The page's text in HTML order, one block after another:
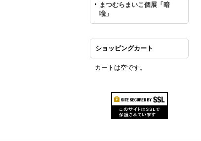
まつむらまいこ個展「暗
喩」
ショッピングカート
カートは空です。